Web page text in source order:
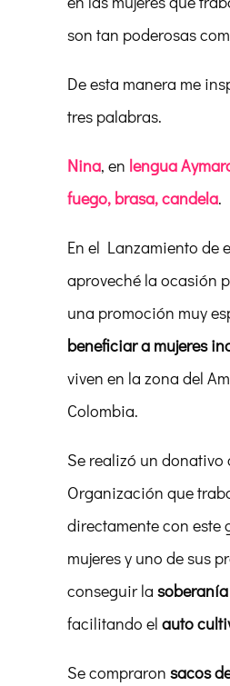
son tan poderosas
De esta manera me
tres palabras.
Nina, en lengua
fuego, brasa, candela.
En el Lanzamiento de
aproveché la ocasión
una promoción muy
beneficiar a mujeres
viven en la zona del
Colombia.
Se realizó un donativo
Organización que
directamente con este
mujeres y uno de sus
conseguir la
facilitando el auto
Se compraron sacos